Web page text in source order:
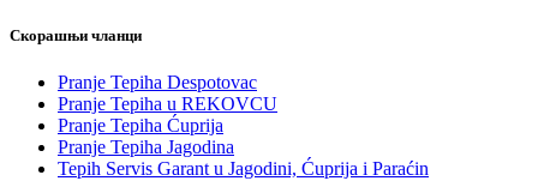
Скорашњи чланци
Pranje Tepiha Despotovac
Pranje Tepiha u REKOVCU
Pranje Tepiha Ćuprija
Pranje Tepiha Jagodina
Tepih Servis Garant u Jagodini, Ćuprija i Paraćin